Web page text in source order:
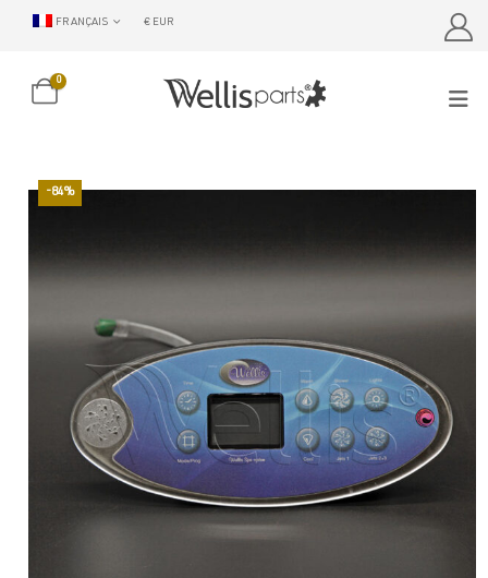
FRANÇAIS € EUR
0
-84%